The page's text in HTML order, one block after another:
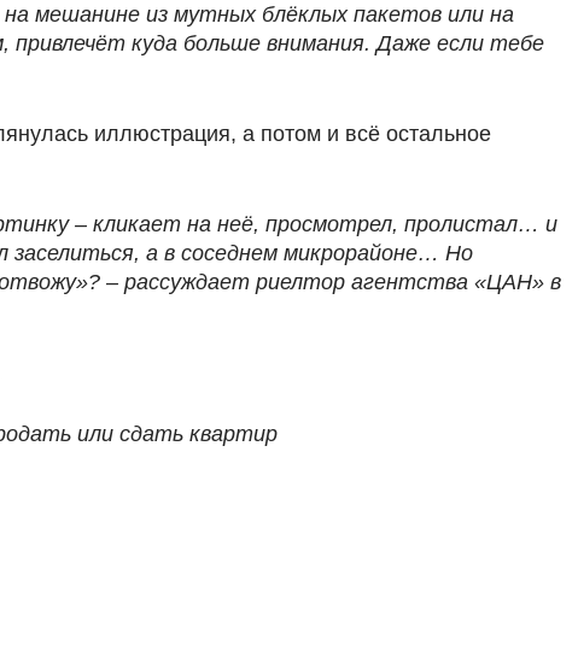
мешанине из мутных блёклых пакетов или на
куда больше внимания. Даже если тебе
иллюстрация, а потом и всё остальное
– кликает на неё, просмотрел, пролистал… и
а в соседнем микрорайоне… Но
– рассуждает риелтор агентства «ЦАН» в
или сдать квартир